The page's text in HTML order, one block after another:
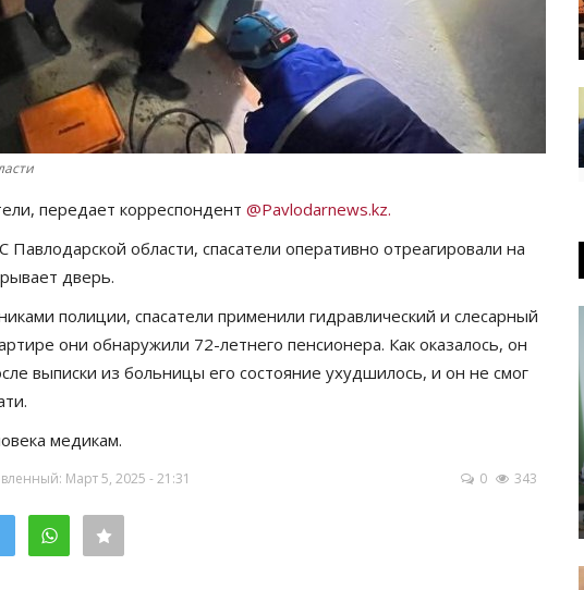
передает корреспондент @Pavlodarnews.kz.
области, спасатели оперативно отреагировали на
дверь.
полиции, спасатели применили гидравлический и слесарный
они обнаружили 72-летнего пенсионера. Как оказалось, он
выписки из больницы его состояние ухудшилось, и он не смог
медикам.
Март 5, 2025 - 21:31 0 343